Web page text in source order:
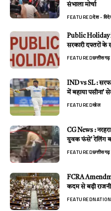
संभाला मोर्चा
FEATUREDदेश -
Public Holiday
सरकारी दफ्तरों
FEATUREDछत्तीसगढ़
IND vs SL :
में बहाया पसीना’
FEATUREDखेल
CG News :
युवक फंसे’ रेलिंग
FEATUREDछत्तीसगढ़
FCRA
कदम से बढ़ी
FEATURED